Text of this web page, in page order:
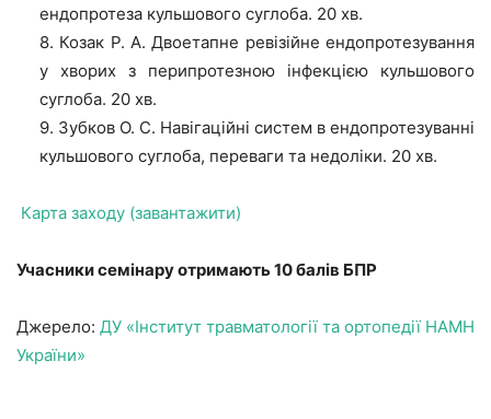
ендопротеза кульшового суглоба. 20 хв.
8. Козак Р. А. Двоетапне ревізійне ендопротезування
у хворих з перипротезною інфекцією кульшового
суглоба. 20 хв.
9. Зубков О. С. Навігаційні систем в ендопротезуванні
кульшового суглоба, переваги та недоліки. 20 хв.
Карта заходу (завантажити)
Учасники семінару отримають 10 балів БПР
Джерело: ДУ «Інститут травматології та ортопедії НАМН
України»